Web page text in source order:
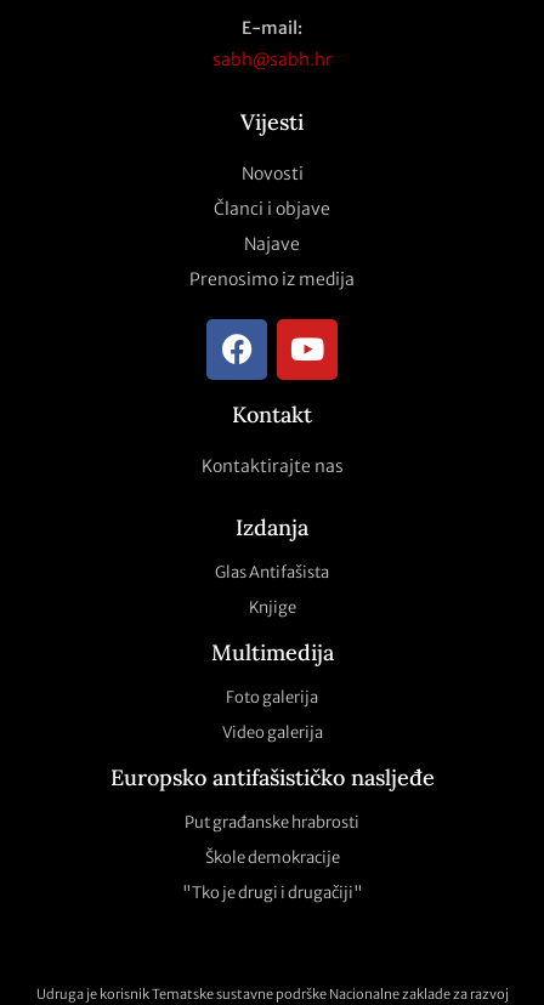
E-mail:
sabh@sabh.hr
Vijesti
Novosti
Članci i objave
Najave
Prenosimo iz medija
Kontakt
Kontaktirajte nas
Izdanja
Glas Antifašista
Knjige
Multimedija
Foto galerija
Video galerija
Europsko antifašističko nasljeđe
Put građanske hrabrosti
Škole demokracije
"Tko je drugi i drugačiji"
Udruga je korisnik Tematske sustavne podrške Nacionalne zaklade za razvoj